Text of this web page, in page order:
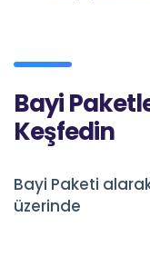
Bayi
Keşfedin
Bayi Paketi
üzerinde